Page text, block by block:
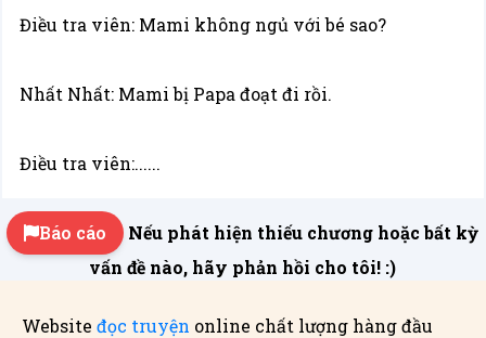
Điều tra viên: Mami không ngủ với bé sao?
Nhất Nhất: Mami bị Papa đoạt đi rồi.
Điều tra viên:......
Báo cáo
Nếu phát hiện thiếu chương hoặc bất kỳ
vấn đề nào, hãy phản hồi cho tôi! :)
Website đọc truyện online chất lượng hàng đầu